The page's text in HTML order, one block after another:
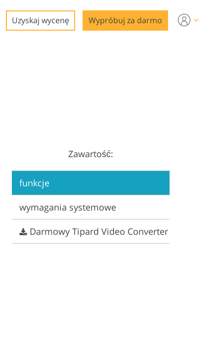
Uzyskaj wycenę Wypróbuj za darmo
Zawartość:
funkcje
wymagania systemowe
Darmowy Tipard Video Converter